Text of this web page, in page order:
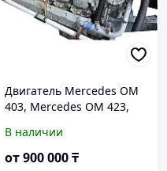
Двигатель Mercedes OM
403, Mercedes OM 423,
В наличии
от900 000₸